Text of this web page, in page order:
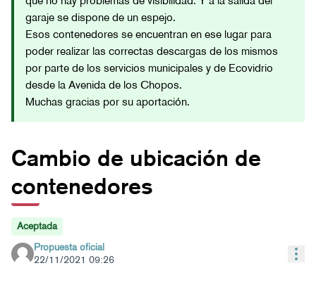
garaje se dispone de un espejo.
Esos contenedores se encuentran en ese lugar para
poder realizar las correctas descargas de los mismos
por parte de los servicios municipales y de Ecovidrio
desde la Avenida de los Chopos.
Muchas gracias por su aportación.
Cambio de ubicación de
contenedores
Aceptada
Propuesta oficial
22/11/2021 09:26